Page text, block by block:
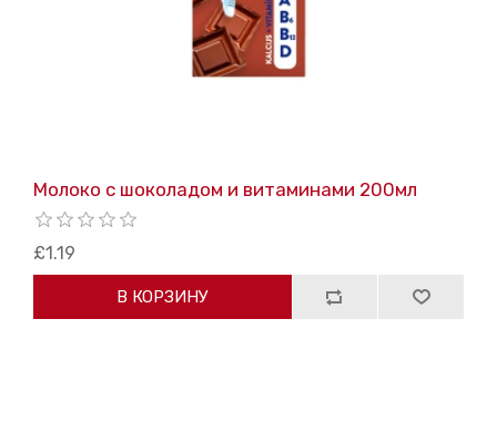
Молоко с шоколадом и витаминами 200мл
£1.19
В КОРЗИНУ